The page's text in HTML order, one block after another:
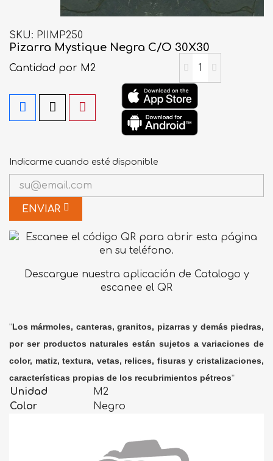
SKU PIIMP250
Pizarra Mystique Negra C/O 30X30
Cantidad por M2
Indicarme cuando esté disponible
ENVIAR
Descargue nuestra aplicación de Catalogo y
escanee el QR
"Los mármoles, canteras, granitos, pizarras y demás piedras,
por ser productos naturales están sujetos a variaciones de
color, matiz, textura, vetas, relices, fisuras y cristalizaciones,
características propias de los recubrimientos pétreos"
Unidad
M2
Color
Negro